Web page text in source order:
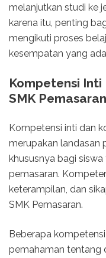
melanjutkan studi ke
karena itu, penting
mengikuti proses
kesempatan yang
Kompetensi Inti
SMK Pemasaran
Kompetensi inti dan
merupakan landasan
khususnya bagi
pemasaran.
keterampilan, dan
SMK Pemasaran.
Beberapa
pemahaman tentang